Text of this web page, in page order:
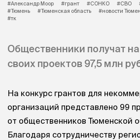
#Александр Моор #грант #СОНКО #СВО
#Тюмень
#Тюменская область #новости
#тк
Общественники получат
своих проектов 97,5 млн
На конкурс грантов для
организаций представлено 99
от общественников Тюменской
Благодаря сотрудничеству